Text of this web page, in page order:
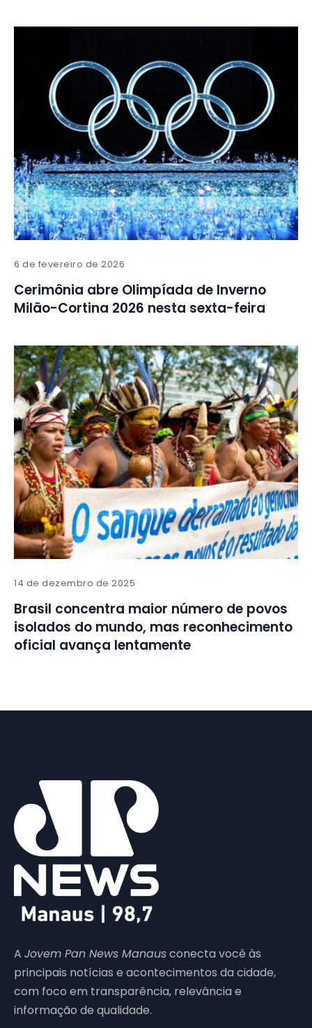
6 de fevereiro de 2026
Cerimônia abre Olimpíada de Inverno
Milão-Cortina 2026 nesta sexta-feira
14 de dezembro de 2025
Brasil concentra maior número de povos
isolados do mundo, mas reconhecimento
oficial avança lentamente
A Jovem Pan News Manausconecta você às
principais notícias e acontecimentos da cidade,
com foco em transparência, relevância e
informação de qualidade.